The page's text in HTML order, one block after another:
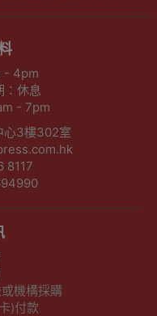
- 4pm
：休息
- 7pm
心3樓302室
8117
機構採購
)付款